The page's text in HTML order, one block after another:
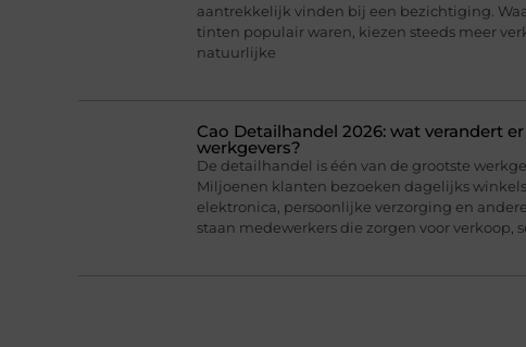
aantrekkelijk vinden bij een bezichtiging.
tinten populair waren, kiezen steeds meer
natuurlijke
Cao Detailhandel 2026: wat verandert
werkgevers?
De detailhandel is één van de grootste
Miljoenen klanten bezoeken dagelijks
elektronica, persoonlijke verzorging en
staan medewerkers die zorgen voor verkoop,